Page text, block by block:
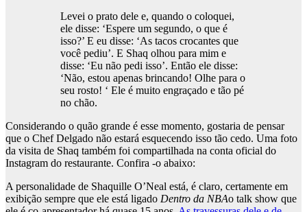
Levei o prato dele e, quando o coloquei,
ele disse: ‘Espere um segundo, o que é
isso?’ E eu disse: ‘As tacos crocantes que
você pediu’. E Shaq olhou para mim e
disse: ‘Eu não pedi isso’. Então ele disse:
‘Não, estou apenas brincando! Olhe para o
seu rosto! ‘ Ele é muito engraçado e tão pé
no chão.
Considerando o quão grande é esse momento, gostaria de pensar
que o Chef Delgado não estará esquecendo isso tão cedo. Uma foto
da visita de Shaq também foi compartilhada na conta oficial do
Instagram do restaurante. Confira -o abaixo:
A personalidade de Shaquille O’Neal está, é claro, certamente em
exibição sempre que ele está ligado Dentro da NBAo talk show que